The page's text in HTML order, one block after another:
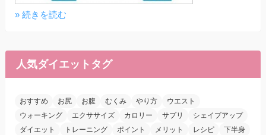
» 続きを読む
人気ダイエットタグ
おすすめ お尻 お腹 むくみ やり方
ウエスト
ウォーキング
エクササイズ カロリー サプリ
シェイプアップ
ダイエット
トレーニング ポイント メリット レシピ
下半身